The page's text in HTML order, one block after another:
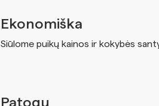
Ekonomiška
Siūlome puikų kainos ir kokybės
Patogu